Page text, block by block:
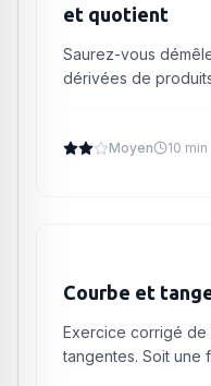
et quotient
Saurez-vous
dérivées de
Moyen 10 min
Courbe et
Exercice corrigé de
tangentes. Soit une